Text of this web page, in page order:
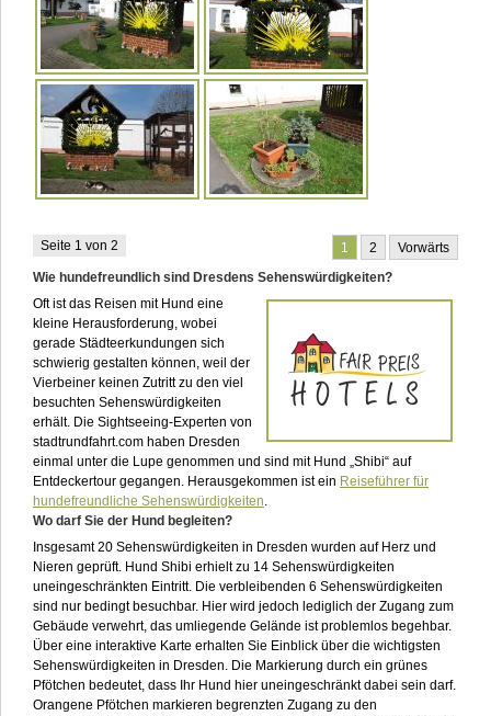
Seite 1 von 2 1 2
Vorwärts
Wie hundefreundlich sind Dresdens Sehenswürdigkeiten?
Oft ist das Reisen mit Hund eine
kleine Herausforderung, wobei
gerade Städteerkundungen sich
schwierig gestalten können, weil der
Vierbeiner keinen Zutritt zu den viel
besuchten Sehenswürdigkeiten
erhält. Die Sightseeing-Experten von
stadtrundfahrt.com haben Dresden
einmal unter die Lupe genommen und sind mit Hund „Shibi“ auf
Entdeckertour gegangen. Herausgekommen ist ein Reiseführer für
hundefreundliche Sehenswürdigkeiten.
Wo darf Sie der Hund begleiten?
Insgesamt 20 Sehenswürdigkeiten in Dresden wurden auf Herz und
Nieren geprüft. Hund Shibi erhielt zu 14 Sehenswürdigkeiten
uneingeschränkten Eintritt. Die verbleibenden 6 Sehenswürdigkeiten
sind nur bedingt besuchbar. Hier wird jedoch lediglich der Zugang zum
Gebäude verwehrt, das umliegende Gelände ist problemlos begehbar.
Über eine interaktive Karte erhalten Sie Einblick über die wichtigsten
Sehenswürdigkeiten in Dresden. Die Markierung durch ein grünes
Pfötchen bedeutet, dass Ihr Hund hier uneingeschränkt dabei sein darf.
Orangene Pfötchen markieren begrenzten Zugang zu den